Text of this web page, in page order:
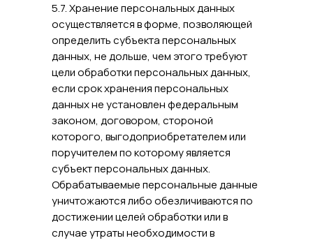
5.7. Хранение персональных данных
осуществляется в форме, позволяющей
определить субъекта персональных
данных, не дольше, чем этого требуют
цели обработки персональных данных,
если срок хранения персональных
данных не установлен федеральным
законом, договором, стороной
которого, выгодоприобретателем или
поручителем по которому является
субъект персональных данных.
Обрабатываемые персональные данные
уничтожаются либо обезличиваются по
достижении целей обработки или в
случае утраты необходимости в